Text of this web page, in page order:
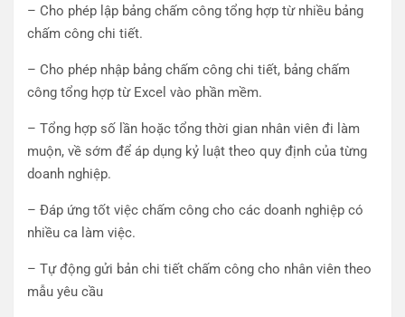
– Cho phép lập bảng chấm công tổng hợp từ nhiều bảng
chấm công chi tiết.
– Cho phép nhập bảng chấm công chi tiết, bảng chấm
công tổng hợp từ Excel vào phần mềm.
– Tổng hợp số lần hoặc tổng thời gian nhân viên đi làm
muộn, về sớm để áp dụng kỷ luật theo quy định của từng
doanh nghiệp.
– Đáp ứng tốt việc chấm công cho các doanh nghiệp có
nhiều ca làm việc.
– Tự động gửi bản chi tiết chấm công cho nhân viên theo
mẫu yêu cầu